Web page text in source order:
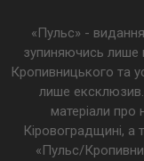
«Пульс» -
зупиняючись лише
Кропивницького та
лише ексклюзив.
матеріали про
Кіровоградщині, а
«Пульс/